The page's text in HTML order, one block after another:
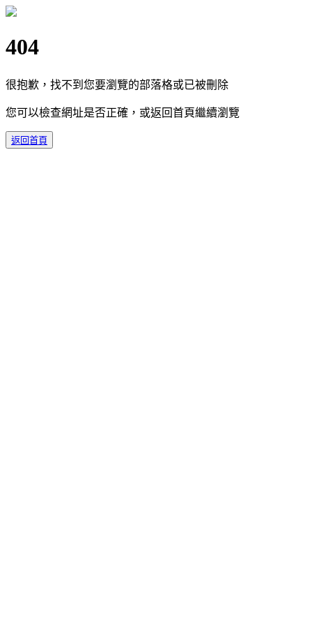
404
很抱歉，找不到您要瀏覽的部落格或已被刪除
您可以檢查網址是否正確，或返回首頁繼續瀏覽
返回首頁